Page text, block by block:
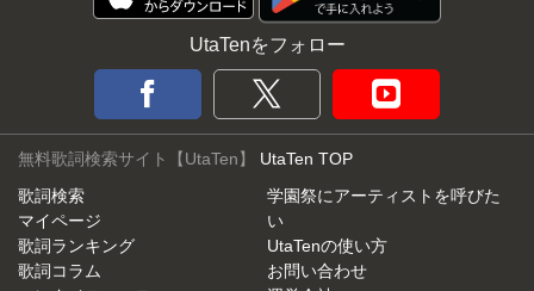
UtaTenをフォロー
無料歌詞検索サイト【UtaTen】 UtaTen TOP
歌詞検索
マイページ
歌詞ランキング
歌詞コラム
学園祭にアーティストを呼びた
い
UtaTenの使い方
お問い合わせ